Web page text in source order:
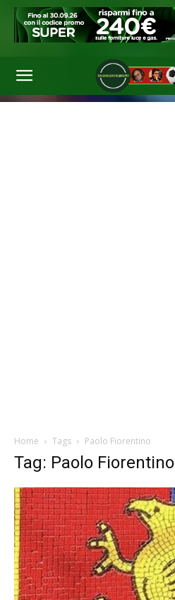
Home Tags Paolo Fiorentino
Tag: Paolo Fiorentino